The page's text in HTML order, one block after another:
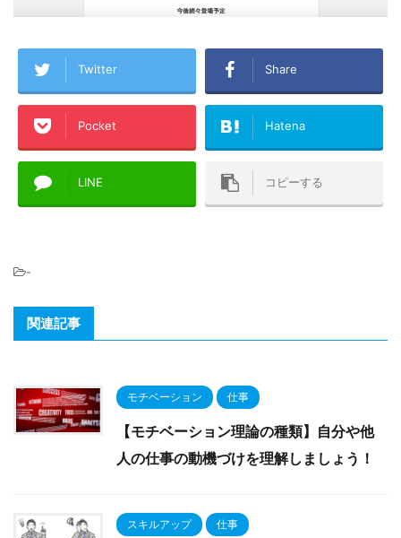
Twitter Share
Pocket Hatena
LINE コピーする
-
関連記事
モチベーション 仕事
【モチベーション理論の種類】自分や他
人の仕事の動機づけを理解しましょう！
スキルアップ 仕事